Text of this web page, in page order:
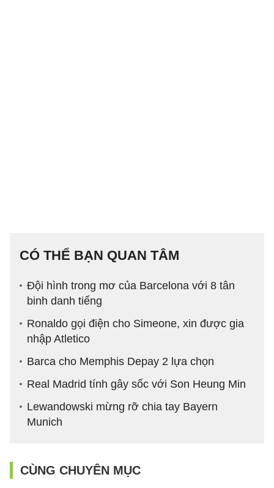
CÓ THỂ BẠN QUAN TÂM
Đội hình trong mơ của Barcelona với 8 tân
binh danh tiếng
Ronaldo gọi điện cho Simeone, xin được gia
nhập Atletico
Barca cho Memphis Depay 2 lựa chọn
Real Madrid tính gây sốc với Son Heung Min
Lewandowski mừng rỡ chia tay Bayern
Munich
CÙNG CHUYÊN MỤC